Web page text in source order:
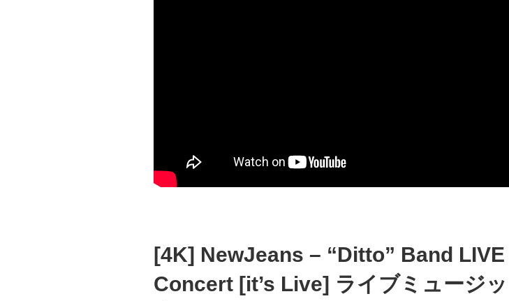
[4K] NewJeans – “Ditto” Band LIVE
Concert [it’s Live] ライブミュージッ